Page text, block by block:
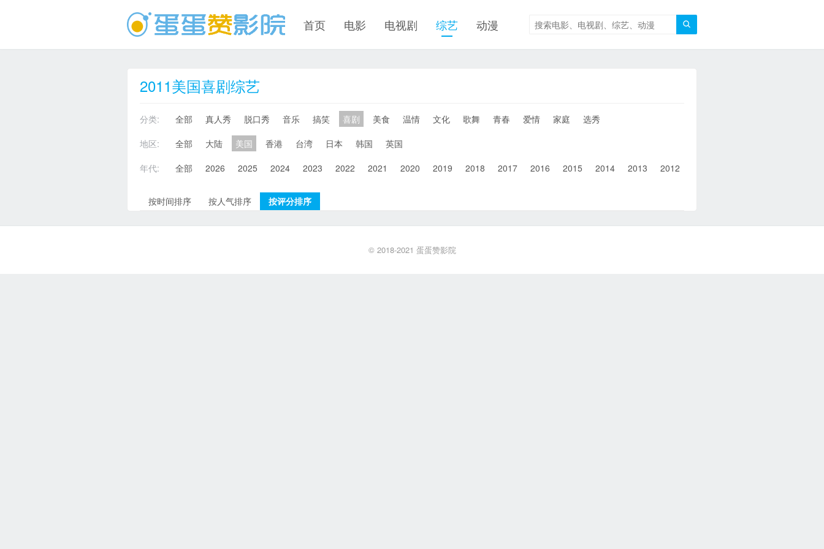

首页 电影 电视剧 综艺 动漫
2011美国喜剧综艺
分类: 全部 真人秀 脱口秀 音乐 搞笑 喜剧 美食 温情 文化 歌舞 青春 爱情 家庭
选秀
地区:
全部 大陆 美国 香港 台湾 日本 韩国
英国
年代:
全部 2026 2025 2024 2023 2022 2021 2020 2019 2018 2017 2016 2015 2014 2013 2012
按时间排序 按人气排序 按评分排序
© 2018-2021 蛋蛋赞影院